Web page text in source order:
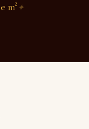
m² ✦